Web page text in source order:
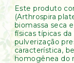
Este produto
(Arthrospira
biomassa seca
físicas típicas
pulverização
característica,
homogênea do